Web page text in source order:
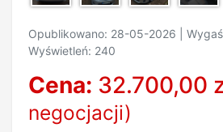
Opublikowano: 28-05-2026 |
Wyświetleń: 240
Cena: 32.700,00
negocjacji)